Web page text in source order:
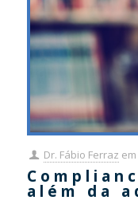
Dr. Fábio Ferraz em
além da